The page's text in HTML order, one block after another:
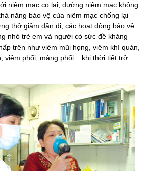
niêm mạc co lại, đường niêm mạc không
năng bảo vệ của niêm mạc chống lại
thở giảm dần đi, các hoạt động bảo vệ
nhỏ trẻ em và người có sức đề kháng
trên như viêm mũi họng, viêm khí quản,
viêm phổi, màng phổi....khi thời tiết trở